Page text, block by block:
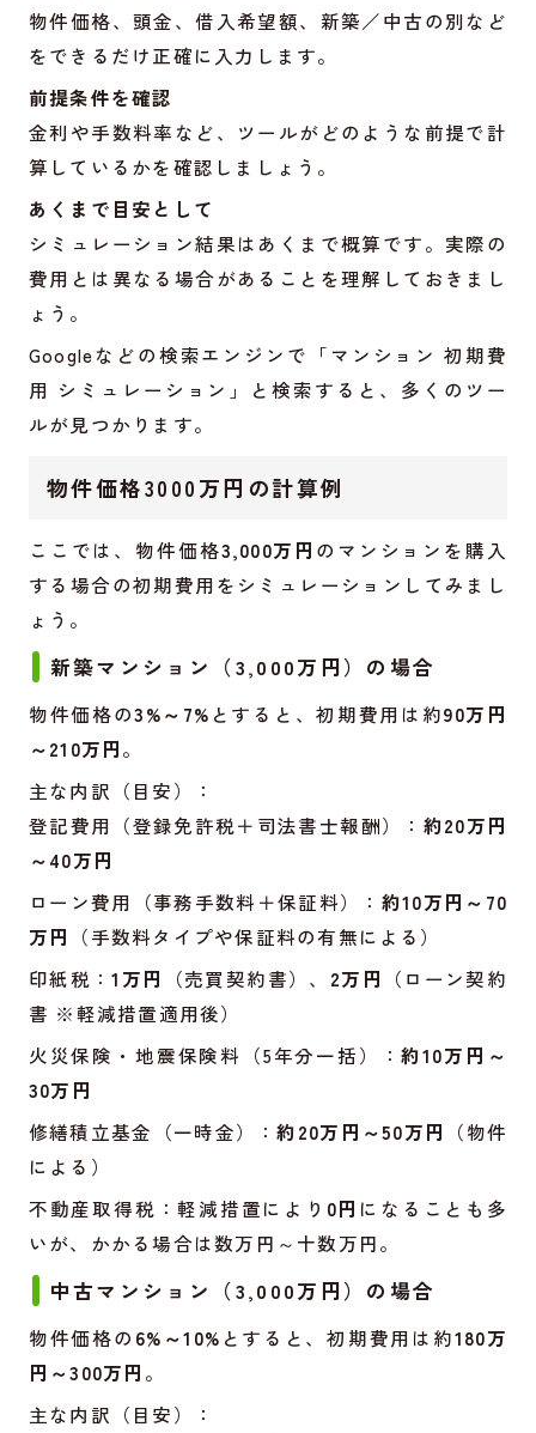
物件価格、頭金、借入希望額、新築／中古の別など
をできるだけ正確に入力します。
前提条件を確認
金利や手数料率など、ツールがどのような前提で計
算しているかを確認しましょう。
あくまで目安として
シミュレーション結果はあくまで概算です。実際の
費用とは異なる場合があることを理解しておきまし
ょう。
Googleなどの検索エンジンで「マンション 初期費
用 シミュレーション」と検索すると、多くのツー
ルが見つかります。
物件価格3000万円の計算例
ここでは、物件価格3,000万円 のマンションを購入
する場合の初期費用をシミュレーションしてみまし
ょう。
新築マンション（3,000万円）の場合
物件価格の3%～7% とすると、初期費用は約90万円
～210万円。
主な内訳（目安）：
登記費用（登録免許税＋司法書士報酬）： 約20万円
～40万円
ローン費用（事務手数料＋保証料）： 約10万円～70
万円
（手数料タイプや保証料の有無による）
印紙税：1万円 （売買契約書）、 2万円
（ローン契約
書 ※軽減措置適用後）
火災保険・地震保険料（5年分一括）：約10万円～
30万円
修繕積立基金（一時金）：約20万円～50万円
（物件
による）
不動産取得税：軽減措置により 0円 になることも多
いが、かかる場合は数万円～十数万円。
中古マンション（3,000万円）の場合
物件価格の 6%～10% とすると、初期費用は約180万
円～300万円 。
主な内訳（目安）：